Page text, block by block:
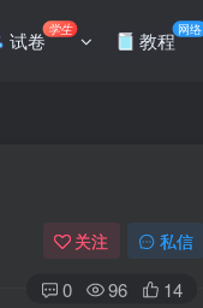
试卷 学生 教程网络
关注 私信
0 96 14